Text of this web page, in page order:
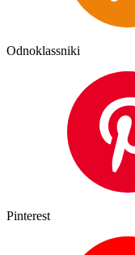
Odnoklassniki
Pinterest